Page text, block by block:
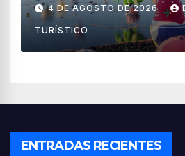
países
4 DE AGOSTO DE 2026
TURÍSTICO
ENTRADAS RECIENTES